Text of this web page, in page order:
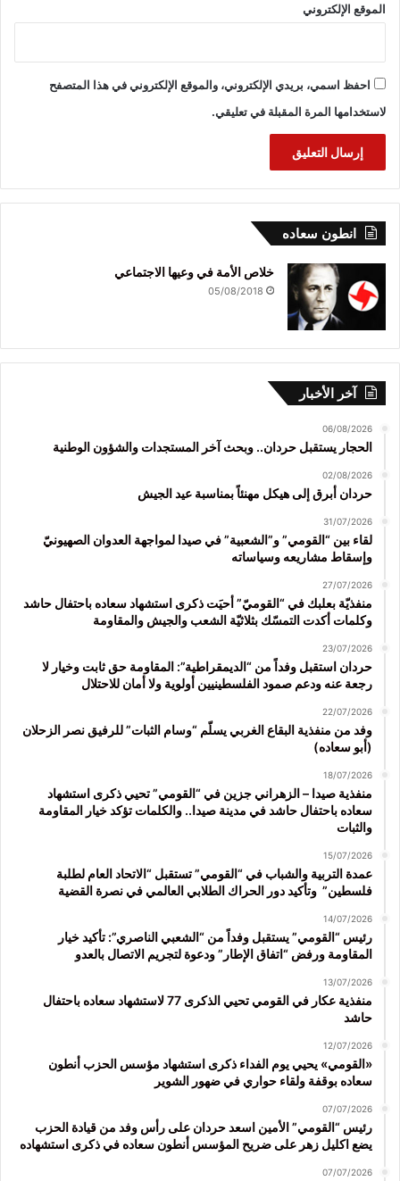
الموقع الإلكتروني
احفظ اسمي، بريدي الإلكتروني، والموقع الإلكتروني في هذا المتصفح
لاستخدامها المرة المقبلة في تعليقي.
انطون سعاده
خلاص الأمة في وعيها الاجتماعي
05/08/2018
آخر الأخبار
06/08/2026
الحجار يستقبل حردان.. وبحث آخر المستجدات والشؤون الوطنية
02/08/2026
حردان أبرق إلى هيكل مهنئاً بمناسبة عيد الجيش
31/07/2026
لقاء بين “القومي” و”الشعبية” في صيدا لمواجهة العدوان الصهيونيّ
وإسقاط مشاريعه وسياساته
27/07/2026
منفذيّة بعلبك في “القوميّ” أحيَت ذكرى استشهاد سعاده باحتفال حاشد
وكلمات أكدت التمسّك بثلاثيّة الشعب والجيش والمقاومة
23/07/2026
حردان استقبل وفداً من “الديمقراطية”: المقاومة حق ثابت وخيار لا
رجعة عنه ودعم صمود الفلسطينيين أولوية ولا أمان للاحتلال
22/07/2026
وفد من منفذية البقاع الغربي يسلّم “وسام الثبات” للرفيق نصر الزحلان
(أبو سعاده)
18/07/2026
منفذية صيدا – الزهراني جزين في “القومي” تحيي ذكرى استشهاد
سعاده باحتفال حاشد في مدينة صيدا.. والكلمات تؤكد خيار المقاومة
والثبات
15/07/2026
عمدة التربية والشباب في “القومي” تستقبل “الاتحاد العام لطلبة
فلسطين” وتأكيد دور الحراك الطلابي العالمي في نصرة القضية
14/07/2026
رئيس “القومي” يستقبل وفداً من “الشعبي الناصري”: تأكيد خيار
المقاومة ورفض “اتفاق الإطار” ودعوة لتجريم الاتصال بالعدو
13/07/2026
منفذية عكار في القومي تحيي الذكرى 77 لاستشهاد سعاده باحتفال
حاشد
12/07/2026
«القومي» يحيي يوم الفداء ذكرى استشهاد مؤسس الحزب أنطون
سعاده بوقفة ولقاء حواري في ضهور الشوير
07/07/2026
رئيس “القومي” الأمين اسعد حردان على رأس وفد من قيادة الحزب
يضع اكليل زهر على ضريح المؤسس أنطون سعاده في ذكرى استشهاده
07/07/2026